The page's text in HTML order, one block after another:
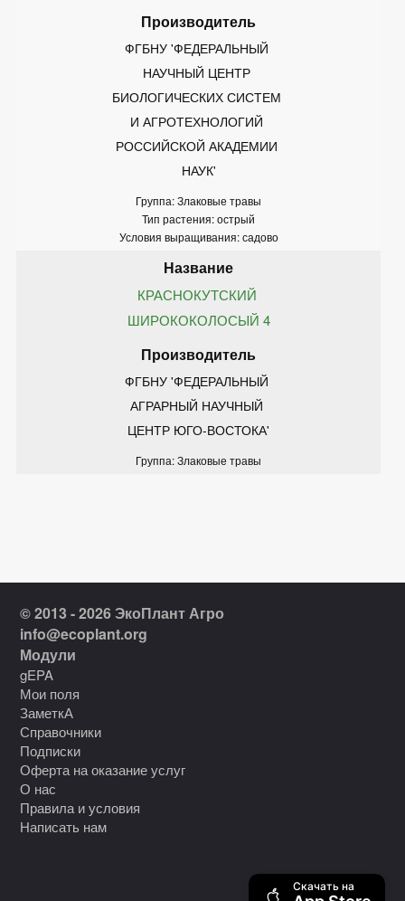
ФГБНУ 'ФЕДЕРАЛЬНЫЙ
НАУЧНЫЙ ЦЕНТР
БИОЛОГИЧЕСКИХ СИСТЕМ
И АГРОТЕХНОЛОГИЙ
РОССИЙСКОЙ АКАДЕМИИ
НАУК'
Группа: Злаковые травы
Тип растения: острый
Условия выращивания: садово
КРАСНОКУТСКИЙ
ШИРОКОКОЛОСЫЙ 4
ФГБНУ 'ФЕДЕРАЛЬНЫЙ
АГРАРНЫЙ НАУЧНЫЙ
ЦЕНТР ЮГО-ВОСТОКА'
Группа: Злаковые травы
© 2013 - 2026 ЭкоПлант Агро
info@ecoplant.org
Модули
gEPA
Мои поля
ЗаметкА
Справочники
Подписки
Оферта на оказание услуг
О нас
Правила и условия
Написать нам
Скачать на